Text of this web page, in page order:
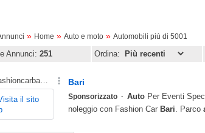
» Home » Auto e moto » Automobili più di 5001
Annunci: 251 Ordina: